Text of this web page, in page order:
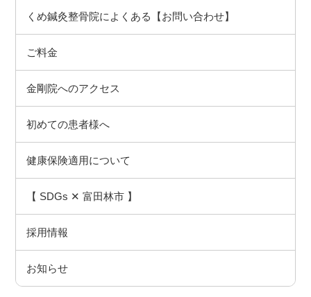
くめ鍼灸整骨院によくある【お問い合わせ】
ご料金
金剛院へのアクセス
初めての患者様へ
健康保険適用について
【 SDGs ✕ 富田林市 】
採用情報
お知らせ